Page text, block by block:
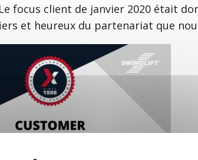
client de janvier 2020 était
et heureux du partenariat que